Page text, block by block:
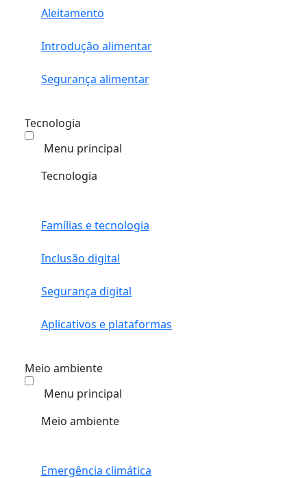
Aleitamento
Introdução alimentar
Segurança alimentar
Tecnologia
Menu principal
Tecnologia
Famílias e tecnologia
Inclusão digital
Segurança digital
Aplicativos e plataformas
Meio ambiente
Menu principal
Meio ambiente
Emergência climática